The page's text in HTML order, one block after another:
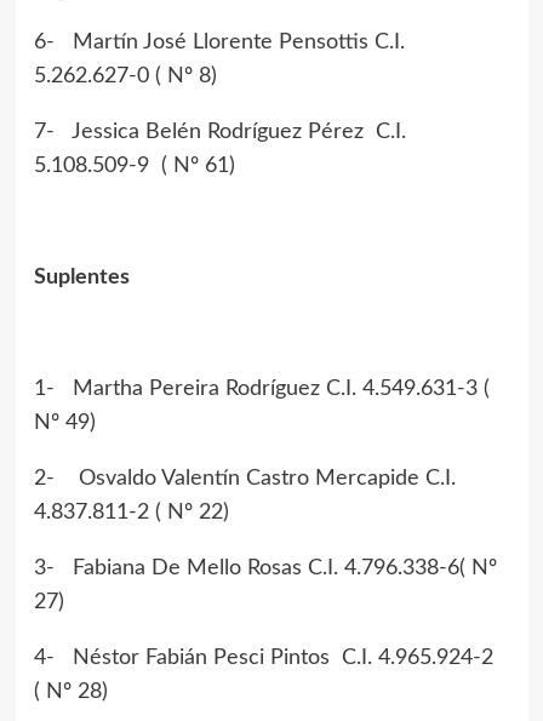
6- Martín José Llorente Pensottis C.I.
5.262.627-0 ( Nº 8)
7- Jessica Belén Rodríguez Pérez C.I.
5.108.509-9 ( Nº 61)
Suplentes
1- Martha Pereira Rodríguez C.I. 4.549.631-3 (
Nº 49)
2- Osvaldo Valentín Castro Mercapide C.I.
4.837.811-2 ( Nº 22)
3- Fabiana De Mello Rosas C.I. 4.796.338-6( Nº
27)
4- Néstor Fabián Pesci Pintos C.I. 4.965.924-2
( Nº 28)